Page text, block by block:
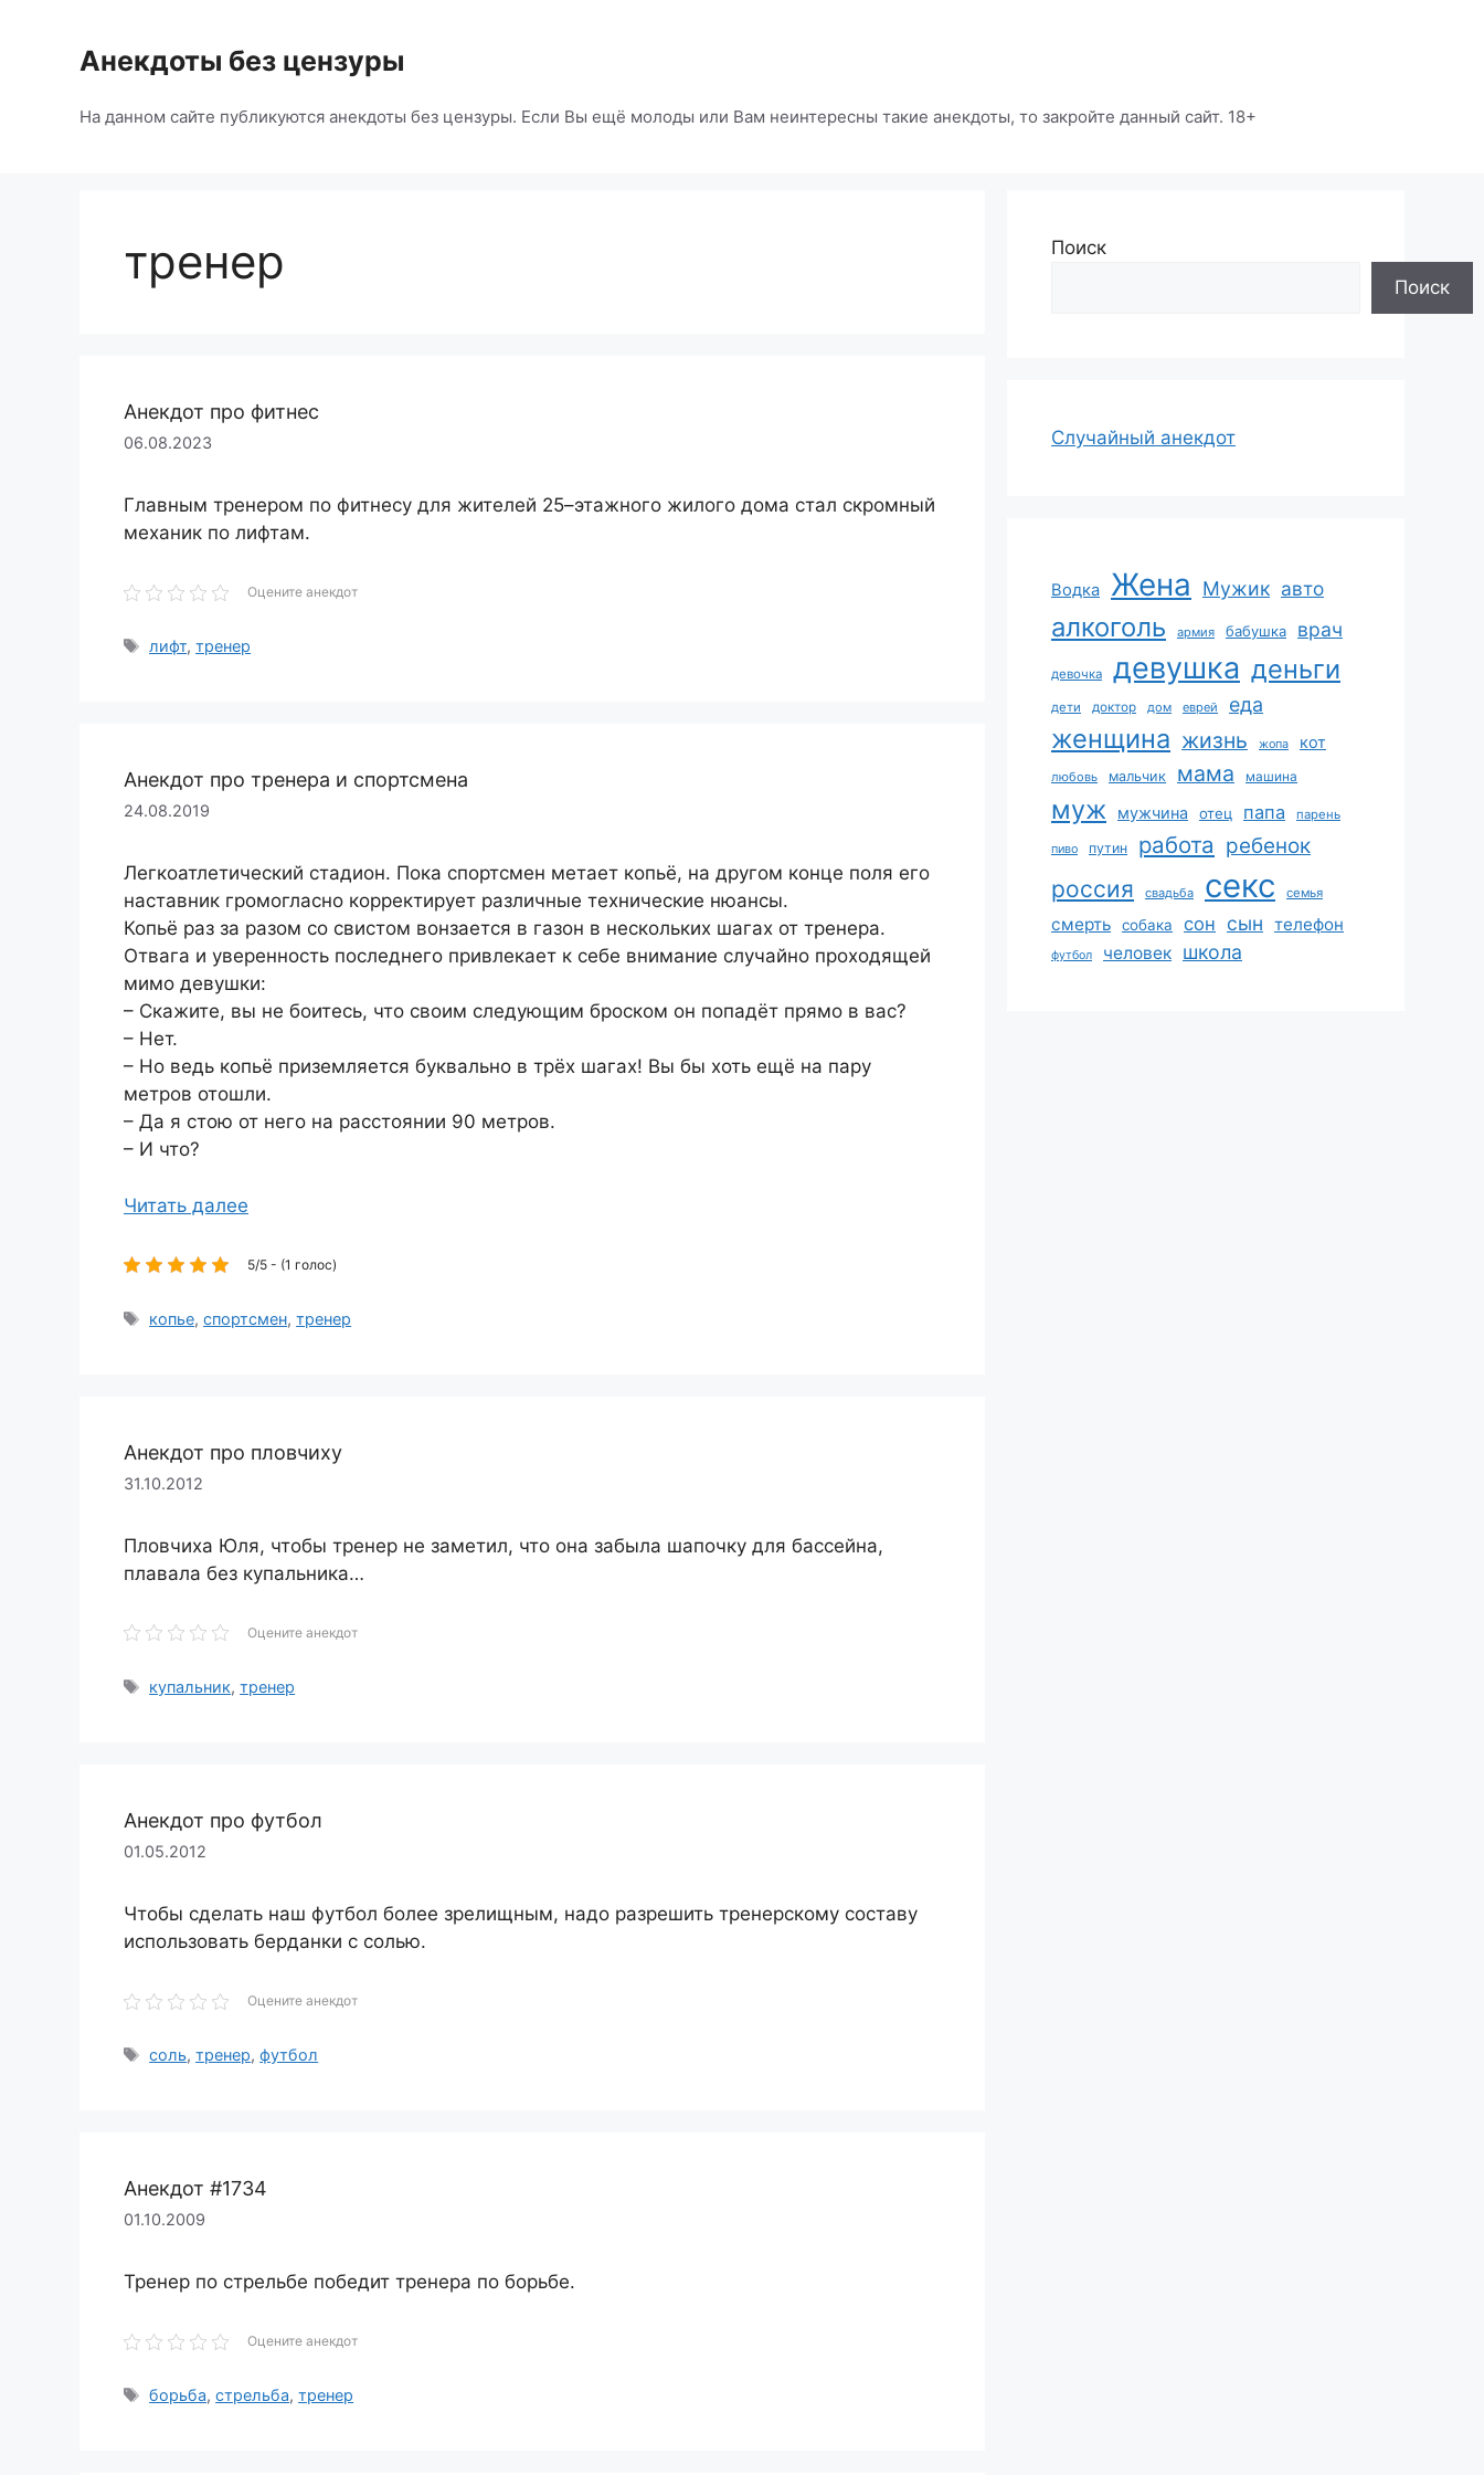
содержимомуАнекдоты без цензуры
На данном сайте публикуются анекдоты без цензуры. Если Вы ещё молоды или Вам неинтересны такие анекдоты, то закройте данный сайт. 18+
тренер
Анекдот про фитнес
06.08.2023
Главным тренером по фитнесу для жителей 25–этажного жилого дома стал скромный
механик по лифтам.
Оцените анекдот
Метки
лифт,тренер
Анекдот про тренера и спортсмена
24.08.2019
Легкоатлетический стадион. Пока спортсмен метает копьё, на другом конце поля его
наставник громогласно корректирует различные технические нюансы.
Копьё раз за разом со свистом вонзается в газон в нескольких шагах от тренера.
Отвага и уверенность последнего привлекает к себе внимание случайно проходящей
мимо девушки:
– Скажите, вы не боитесь, что своим следующим броском он попадёт прямо в вас?
– Нет.
– Но ведь копьё приземляется буквально в трёх шагах! Вы бы хоть ещё на пару
метров отошли.
– Да я стою от него на расстоянии 90 метров.
– И что?
Читать далее
5/5 - (1 голос)
Метки
копье,спортсмен,тренер
Анекдот про пловчиху
31.10.2012
Пловчиха Юля, чтобы тренер не заметил, что она забыла шапочку для бассейна,
плавала без купальника…
Оцените анекдот
Метки
купальник,тренер
Анекдот про футбол
01.05.2012
Чтобы сделать наш футбол более зрелищным, надо разрешить тренерскому составу
использовать берданки с солью.
Оцените анекдот
Метки
соль,тренер,футбол
Анекдот #1734
01.10.2009
Тренер по стрельбе победит тренера по борьбе.
Оцените анекдот
Метки
борьба,стрельба,тренер
Поиск
Поиск
Случайный анекдот
Водка Жена Мужик авто
алкоголь армия бабушка врач
девочка девушка деньги
дети доктор дом еврей еда
женщина жизнь жопа кот
любовь мальчик мама машина
муж мужчина отец папа парень
пиво путин работа ребенок
россия свадьба секс семья
смерть собака сон сын телефон
футбол человек школа